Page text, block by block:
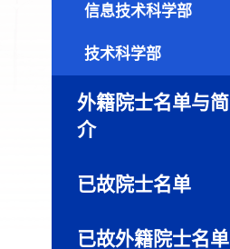
信息技术科学部
技术科学部
外籍院士名单与简
介
已故院士名单
已故外籍院士名单